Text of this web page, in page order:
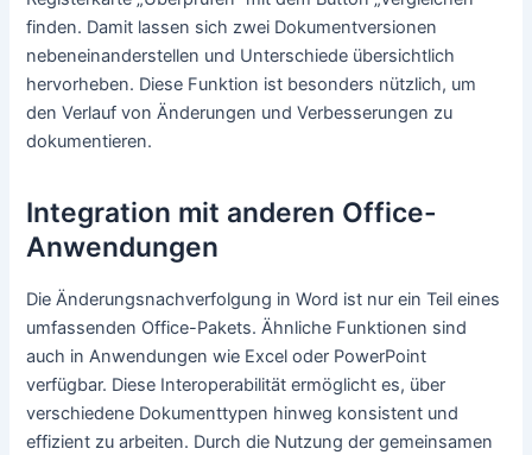
finden. Damit lassen sich zwei Dokumentversionen
nebeneinanderstellen und Unterschiede übersichtlich
hervorheben. Diese Funktion ist besonders nützlich, um
den Verlauf von Änderungen und Verbesserungen zu
dokumentieren.
Integration mit anderen Office-
Anwendungen
Die Änderungsnachverfolgung in Word ist nur ein Teil eines
umfassenden Office-Pakets. Ähnliche Funktionen sind
auch in Anwendungen wie Excel oder PowerPoint
verfügbar. Diese Interoperabilität ermöglicht es, über
verschiedene Dokumenttypen hinweg konsistent und
effizient zu arbeiten. Durch die Nutzung der gemeinsamen